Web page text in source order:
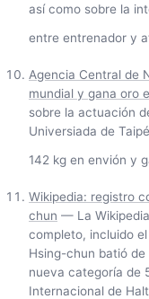
así como sobre la
entre entrenador y
Agencia Central de
mundial y gana oro
sobre la actuación
Universiada de
142 kg en envión y
Wikipedia: registro
chun — La
completo, incluido
Hsing-chun batió
nueva categoría de
Internacional de